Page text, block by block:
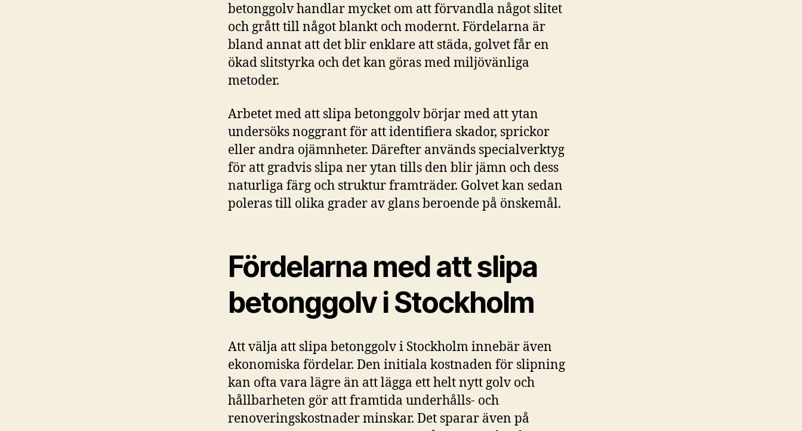
betonggolv handlar mycket om att förvandla något slitet
och grått till något blankt och modernt. Fördelarna är
bland annat att det blir enklare att städa, golvet får en
ökad slitstyrka och det kan göras med miljövänliga
metoder.
Arbetet med att slipa betonggolv börjar med att ytan
undersöks noggrant för att identifiera skador, sprickor
eller andra ojämnheter. Därefter används specialverktyg
för att gradvis slipa ner ytan tills den blir jämn och dess
naturliga färg och struktur framträder. Golvet kan sedan
poleras till olika grader av glans beroende på önskemål.
Fördelarna med att slipa
betonggolv i Stockholm
Att välja att slipa betonggolv i Stockholm innebär även
ekonomiska fördelar. Den initiala kostnaden för slipning
kan ofta vara lägre än att lägga ett helt nytt golv och
hållbarheten gör att framtida underhålls- och
renoveringskostnader minskar. Det sparar även på